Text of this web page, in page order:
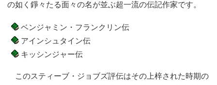
の如く錚々たる面々の名が並ぶ超一流の伝記作家です。
ベンジャミン・フランクリン伝
アインシュタイン伝
キッシンジャー伝
このスティーブ・ジョブズ評伝はその上梓された時期の